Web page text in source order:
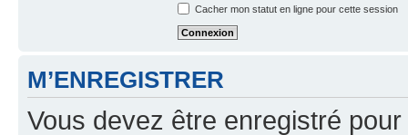
Cacher mon statut en ligne pour cette session
M’ENREGISTRER
Vous devez être enregistré